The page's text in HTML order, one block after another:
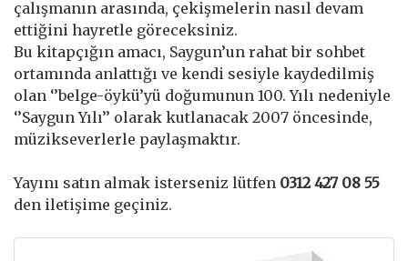
çalışmanın arasında, çekişmelerin nasıl devam
ettiğini hayretle göreceksiniz.
Bu kitapçığın amacı, Saygun’un rahat bir sohbet
ortamında anlattığı ve kendi sesiyle kaydedilmiş
olan ‘’belge-öykü’yü doğumunun 100. Yılı nedeniyle
‘’Saygun Yılı’’ olarak kutlanacak 2007 öncesinde,
müzikseverlerle paylaşmaktır.
Yayını satın almak isterseniz lütfen 0312 427 08 55
den iletişime geçiniz.